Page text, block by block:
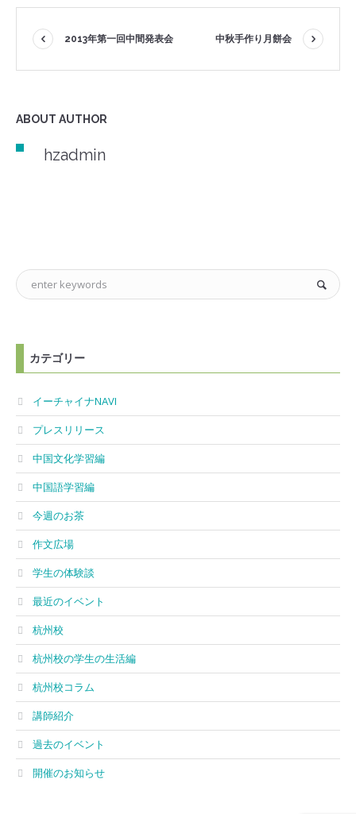
2013年第一回中間発表会 中秋手作り月餅会
ABOUT AUTHOR
hzadmin
カテゴリー
イーチャイナNAVI
プレスリリース
中国文化学習編
中国語学習編
今週のお茶
作文広場
学生の体験談
最近のイベント
杭州校
杭州校の学生の生活編
杭州校コラム
講師紹介
過去のイベント
開催のお知らせ